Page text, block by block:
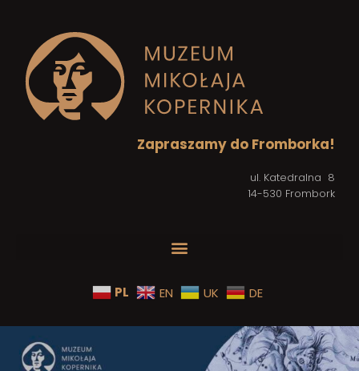
Zapraszamy do Fromborka!
ul. Katedralna 8
14-530 Frombork
PL EN UK DE